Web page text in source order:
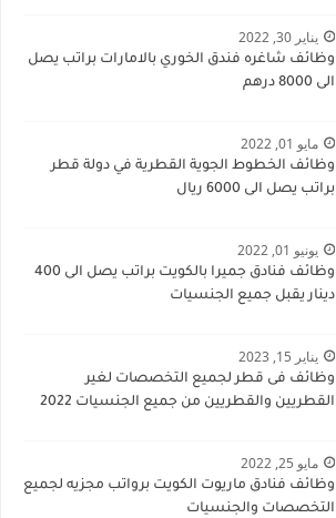
يناير 30, 2022
وظائف شاغره فندق الخوري بالامارات براتب يصل
الى 8000 درهم
مايو 01, 2022
وظائف الخطوط الجوية القطرية في دولة قطر
براتب يصل الى 6000 ريال
يونيو 01, 2022
وظائف فنادق جميرا بالكويت براتب يصل الى 400
دينار يقبل جميع الجنسيات
يناير 15, 2023
وظائف فى قطر لجميع التخصصات لغير
القطريين والقطريين من جميع الجنسيات 2022
مايو 25, 2022
وظائف فنادق ماريوت الكويت برواتب مجزيه لجميع
التخصصات والجنسيات